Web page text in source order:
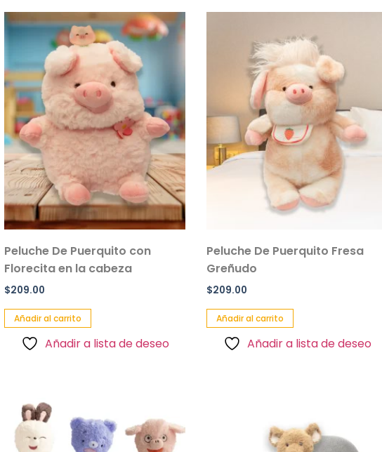
Peluche De Puerquito con
Florecita en la cabeza
$209.00
Añadir al carrito
Añadir a lista de deseo
Peluche De Puerquito Fresa
Greñudo
$209.00
Añadir al carrito
Añadir a lista de deseo